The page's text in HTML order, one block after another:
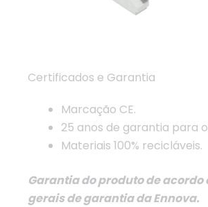
Certificados e Garantia
Marcação CE.
25 anos de garantia para
Materiais 100% recicláveis.
Garantia do produto de
gerais de garantia da Ennova.